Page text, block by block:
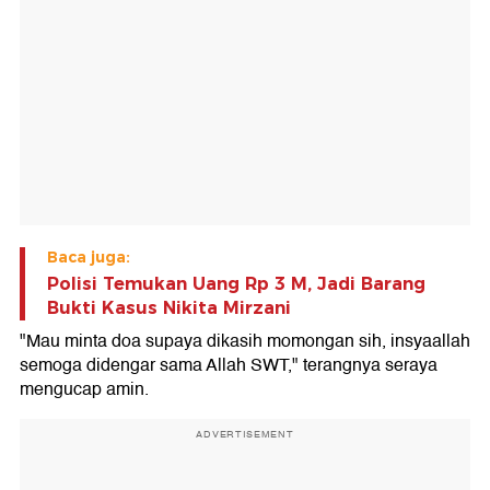
Baca juga:
Polisi Temukan Uang Rp 3 M, Jadi Barang
Bukti Kasus Nikita Mirzani
"Mau minta doa supaya dikasih momongan sih, insyaallah
semoga didengar sama Allah SWT," terangnya seraya
mengucap amin.
ADVERTISEMENT